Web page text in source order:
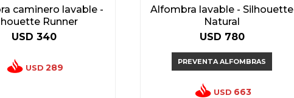
caminero lavable -
Runner
USD 340
USD 289
Alfombra lavable - Silhouette
Natural
USD 780
PREVENTA ALFOMBRAS
USD 663